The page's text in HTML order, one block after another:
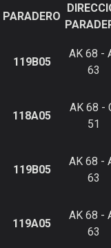
PARADERO
119B05
AK 68 -
63
118A05
AK 68 -
51
119B05
AK 68 -
63
119A05
AK 68 -
63